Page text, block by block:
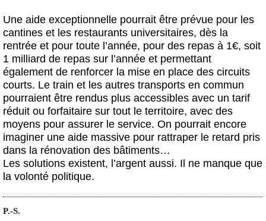
Une aide exceptionnelle pourrait être prévue pour les
cantines et les restaurants universitaires, dès la
rentrée et pour toute l’année, pour des repas à 1€, soit
1 milliard de repas sur l’année et permettant
également de renforcer la mise en place des circuits
courts. Le train et les autres transports en commun
pourraient être rendus plus accessibles avec un tarif
réduit ou forfaitaire sur tout le territoire, avec des
moyens pour assurer le service. On pourrait encore
imaginer une aide massive pour rattraper le retard pris
dans la rénovation des bâtiments…
Les solutions existent, l’argent aussi. Il ne manque que
la volonté politique.
P.-S.